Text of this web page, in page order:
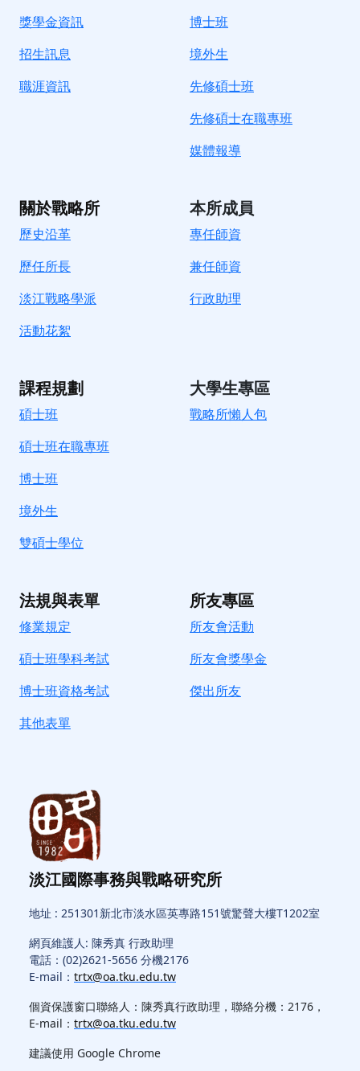
獎學金資訊
招生訊息
職涯資訊
博士班
境外生
先修碩士班
先修碩士在職專班
媒體報導
關於戰略所
歷史沿革
歷任所長
淡江戰略學派
活動花絮
本所成員
專任師資
兼任師資
行政助理
課程規劃
碩士班
碩士班在職專班
博士班
境外生
雙碩士學位
大學生專區
戰略所懶人包
法規與表單
修業規定
碩士班學科考試
博士班資格考試
其他表單
所友專區
所友會活動
所友會獎學金
傑出所友
淡江國際事務與戰略研究所
地址 : 251301新北市淡水區英專路151號驚聲大樓T1202室
網頁維護人: 陳秀真 行政助理
電話：(02)2621-5656 分機2176
E-mail： trtx@oa.tku.edu.tw
個資保護窗口聯絡人：陳秀真行政助理，聯絡分機：2176，
E-mail： trtx@oa.tku.edu.tw
建議使用 Google Chrome